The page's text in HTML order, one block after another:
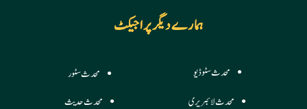
ہمارے دیگر پراجیکٹ
محدث سٹوڈیو
محدث سٹور
محدث لائبریری
محدث حدیث